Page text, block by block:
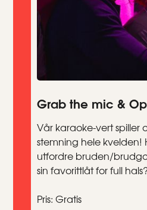
Grab the mic &
Vår karaoke-vert spiller
stemning hele kvelden!
utfordre bruden/
sin favorittlåt for full
Pris: Gratis